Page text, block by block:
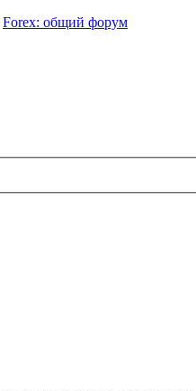
Forex: общий форум